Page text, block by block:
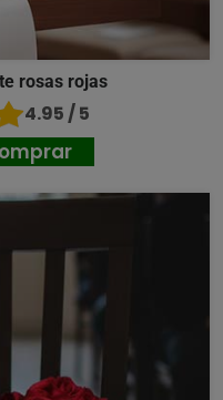
rosas rojas
4.95 / 5